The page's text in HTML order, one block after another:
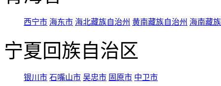
西宁市 海东市 海北藏族自治州 黄南藏族自治州 海南藏
宁夏回族自治区
银川市 石嘴山市 吴忠市 固原市 中卫市